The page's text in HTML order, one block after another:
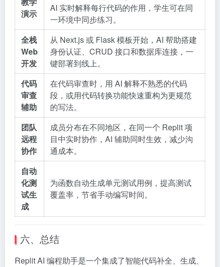
演示
AI 实时解释每行代码的作用，学生可在同
一环境中同步练习。
全栈
Web
开发
从 Next.js 或 Flask 模板开始，AI 帮助搭建
身份认证、CRUD 接口和数据库连接，一
键部署到线上。
代码
审查
辅助
在代码审查时，用 AI 解释不熟悉的代码
段，或用代码转换功能快速重构为更规范
的写法。
团队
远程
协作
成员分布在不同地区，在同一个 Replit 项
目中实时协作，AI 辅助同时生效，减少沟
通成本。
自动
化测
试生
成
为函数自动生成单元测试用例，提高测试
覆盖率，节省手动编写时间。
六、总结
Replit AI 编程助手是一个集成了智能代码补全、生成、